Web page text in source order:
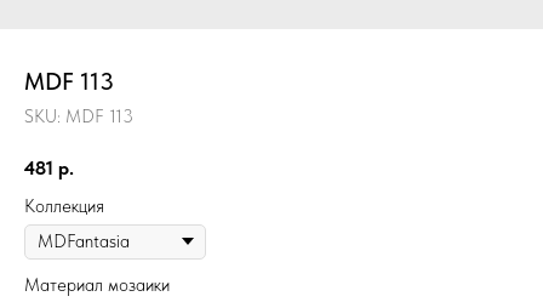
MDF 113
SKU: MDF 113
481 р.
Коллекция
Материал мозаики